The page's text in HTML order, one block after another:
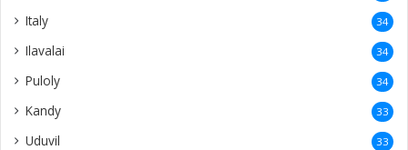
Italy 34
Ilavalai 34
Puloly 34
Kandy 33
Uduvil 33